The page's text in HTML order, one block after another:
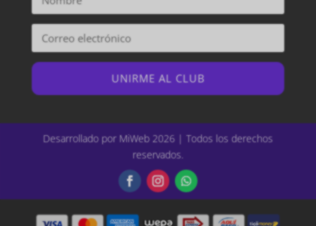
UNIRME AL CLUB
Desarrollado por MiWeb 2026 | Todos los derechos
reservados.